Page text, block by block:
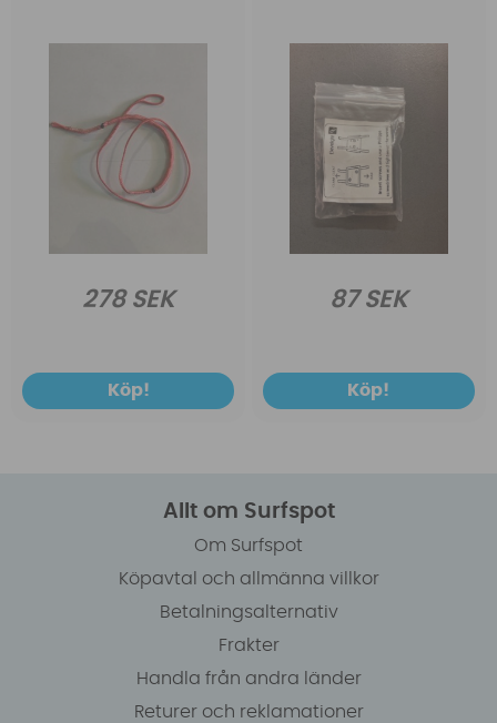
278 SEK
Köp!
87 SEK
Köp!
Allt om Surfspot
Om Surfspot
Köpavtal och allmänna villkor
Betalningsalternativ
Frakter
Handla från andra länder
Returer och reklamationer